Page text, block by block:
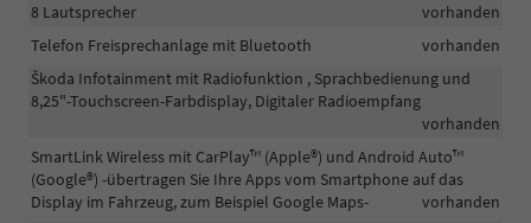
8 Lautsprecher
vorhanden
Telefon Freisprechanlage mit Bluetooth
vorhanden
Škoda Infotainment mit Radiofunktion , Sprachbedienung und
8,25"-Touchscreen-Farbdisplay, Digitaler Radioempfang
vorhanden
SmartLink Wireless mit CarPlay™ (Apple®) und Android Auto™
(Google®) -übertragen Sie Ihre Apps vom Smartphone auf das
Display im Fahrzeug, zum Beispiel Google Maps-
vorhanden